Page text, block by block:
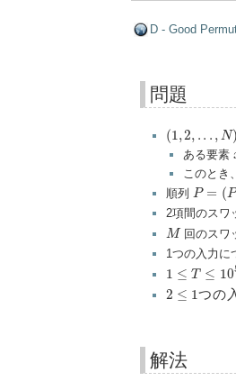
D - Good
問題
(1,2, . . . , N
(1 2,
ある要素
このとき
順列 P = (P
P= 1,
2項間のスワ
M
M 回のスワ
1つの入力に
1 ≤ T ≤ 10
≤10
2 ≤ 1つの
2
解法